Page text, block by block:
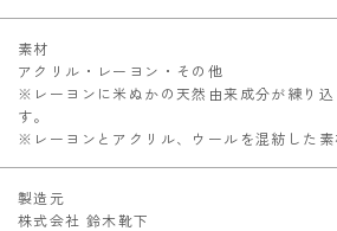
素材
アクリル・レーヨン・その他
※レーヨンに米ぬかの天然由来成分が練り込
す。
※レーヨンとアクリル、ウールを混紡した素
製造元
株式会社 鈴木靴下